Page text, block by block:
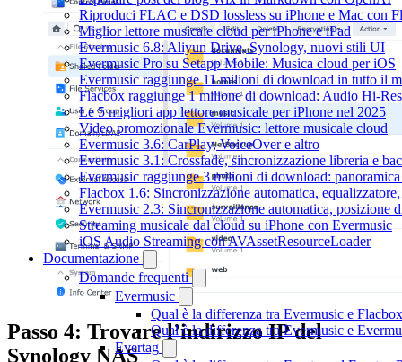
Riproduci FLAC e DSD lossless su iPhone e Mac con
Miglior lettore musicale cloud per iPhone e iPad
Evermusic 6.8: Aliyun Drive, Synology, nuovi stili UI
Evermusic Pro su Setapp Mobile: Musica cloud per iOS
Evermusic raggiunge 11 milioni di download in tutto il
Flacbox raggiunge 1 milione di download: Audio Hi-Res
Le 5 migliori app lettore musicale per iPhone nel 2025
Video promozionale Evermusic: lettore musicale cloud
Evermusic 3.6: CarPlay, VoiceOver e altro
Evermusic 3.1: Crossfade, sincronizzazione libreria e
Evermusic raggiunge 3 milioni di download:
Flacbox 1.6: Sincronizzazione automatica,
Evermusic 2.3: Sincronizzazione automatica, posizione
Streaming musicale dal cloud su iPhone con Evermusic
iOS Audio Streaming con AVAssetResourceLoader
Documentazione
Domande frequenti
Evermusic
Qual è la differenza tra Evermusic e Flacbox
Qual è la differenza tra Evermusic e
Evertag
Passo 4: Trovare l’indirizzo IP del
Synology NAS